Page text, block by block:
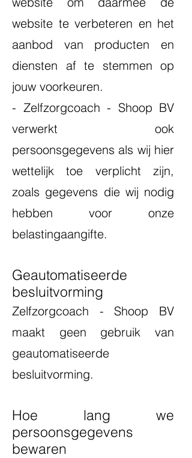
website te verbeteren en het
aanbod van producten en
diensten af te stemmen op
jouw voorkeuren.
- Zelfzorgcoach - Shoop BV
verwerkt ook
persoonsgegevens als wij hier
wettelijk toe verplicht zijn,
zoals gegevens die wij nodig
hebben voor onze
belastingaangifte.
Geautomatiseerde
besluitvorming
Zelfzorgcoach - Shoop BV
maakt geen gebruik van
geautomatiseerde
besluitvorming.
Hoe lang we
persoonsgegevens
bewaren